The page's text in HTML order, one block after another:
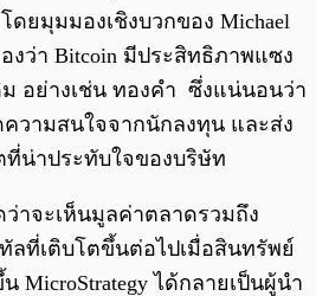
ยมุมมองเชิงบวกของ Michael
งว่า Bitcoin มีประสิทธิภาพแซง
อย่างเช่น ทองคำ ซึ่งแน่นอนว่า
วามสนใจจากนักลงทุน และส่ง
ที่น่าประทับใจของบริษัท
าจะเห็นมูลค่าตลาดรวมถึง
ลที่เติบโตขึ้นต่อไปเมื่อสินทรัพย์
MicroStrategy ได้กลายเป็นผู้นำ